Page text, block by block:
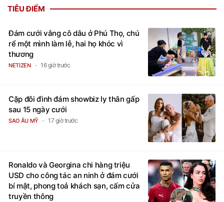
TIÊU ĐIỂM
Đám cưới vắng cô dâu ở Phú Thọ, chú
rể một mình làm lễ, hai họ khóc vì
thương
NETIZEN 16 giờ trước
Cặp đôi đình đám showbiz ly thân gấp
sau 15 ngày cưới
SAO ÂU MỸ 17 giờ trước
Ronaldo và Georgina chi hàng triệu
USD cho công tác an ninh ở đám cưới
bí mật, phong toả khách sạn, cấm cửa
truyền thông